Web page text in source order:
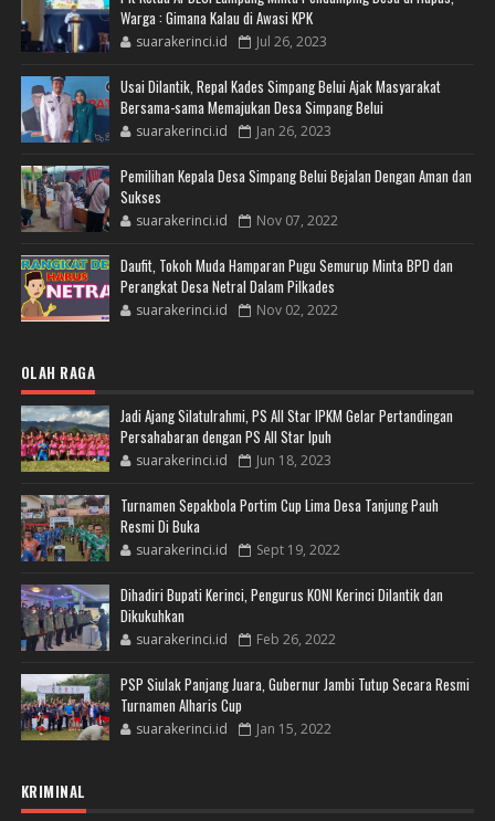
Warga : Gimana Kalau di Awasi KPK
suarakerinci.id Jul 26, 2023
Usai Dilantik, Repal Kades Simpang Belui Ajak Masyarakat
Bersama-sama Memajukan Desa Simpang Belui
suarakerinci.id Jan 26, 2023
Pemilihan Kepala Desa Simpang Belui Bejalan Dengan Aman dan
Sukses
suarakerinci.id Nov 07, 2022
Daufit, Tokoh Muda Hamparan Pugu Semurup Minta BPD dan
Perangkat Desa Netral Dalam Pilkades
suarakerinci.id Nov 02, 2022
OLAH RAGA
Jadi Ajang Silatulrahmi, PS All Star IPKM Gelar Pertandingan
Persahabaran dengan PS All Star Ipuh
suarakerinci.id Jun 18, 2023
Turnamen Sepakbola Portim Cup Lima Desa Tanjung Pauh
Resmi Di Buka
suarakerinci.id Sept 19, 2022
Dihadiri Bupati Kerinci, Pengurus KONI Kerinci Dilantik dan
Dikukuhkan
suarakerinci.id Feb 26, 2022
PSP Siulak Panjang Juara, Gubernur Jambi Tutup Secara Resmi
Turnamen Alharis Cup
suarakerinci.id Jan 15, 2022
KRIMINAL